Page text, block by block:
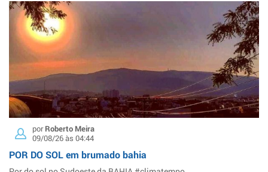
porRoberto Meira
09/08/26 às 04:44
POR DO SOL em brumado bahia